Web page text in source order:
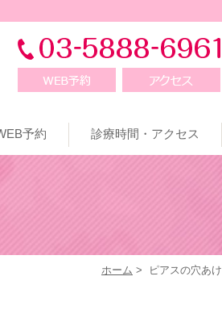
予約 診療時間・アクセス
ホーム > ピアスの穴あけ